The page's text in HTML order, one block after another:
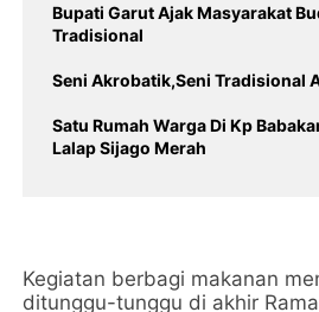
Bupati Garut Ajak Masyarakat
Tradisional
Seni Akrobatik,Seni Tradisional
Satu Rumah Warga Di Kp
Lalap Sijago Merah
Kegiatan berbagi makanan
ditunggu-tunggu di akhir